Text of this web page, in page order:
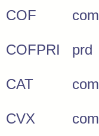
COF
com
COFPRI
prd
CAT com
CVX com